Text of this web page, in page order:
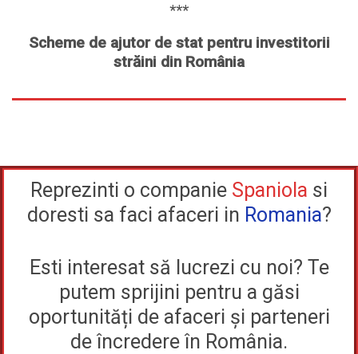
***
Scheme de ajutor de stat pentru investitorii
străini din România
Reprezinti o companie Spaniola si
doresti sa faci afaceri in Romania?
Esti interesat să lucrezi cu noi? Te
putem sprijini pentru a găsi
oportunități de afaceri și parteneri
de încredere în România.